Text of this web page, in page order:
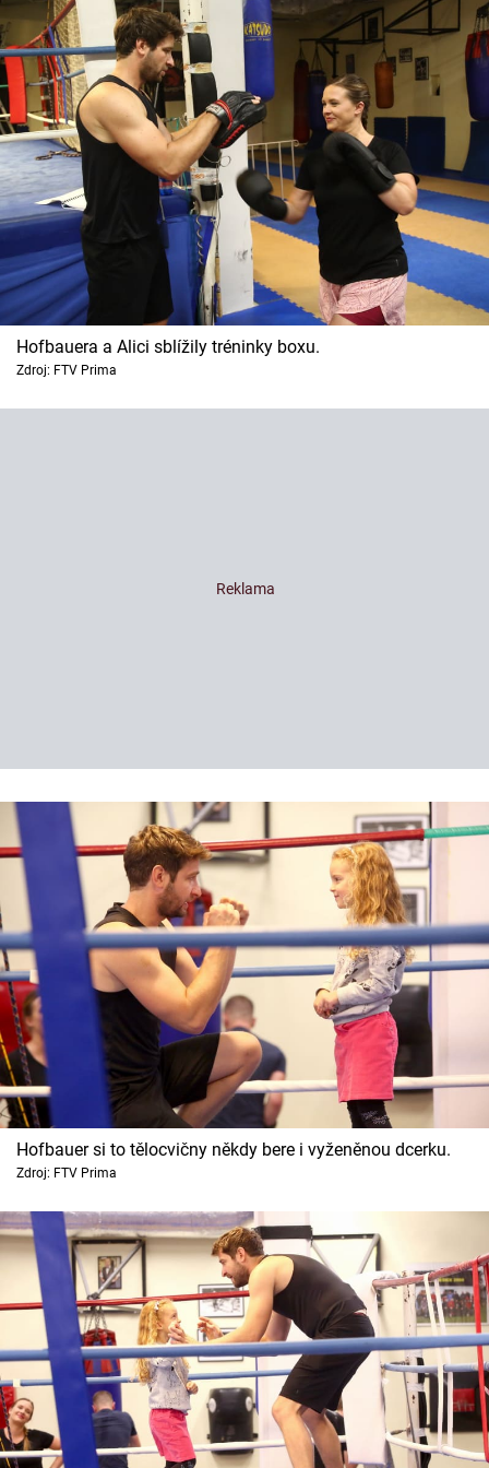
Sledujte prima+
Filmový festival Karlovy Vary
Pořady
Mámy sobě
Přihlášení
Sledujte nás
Hofbauera a Alici sblížily tréninky boxu.
Zdroj: FTV Prima
Hofbauer si to tělocvičny někdy bere i vyženěnou dcerku.
Zdroj: FTV Prima